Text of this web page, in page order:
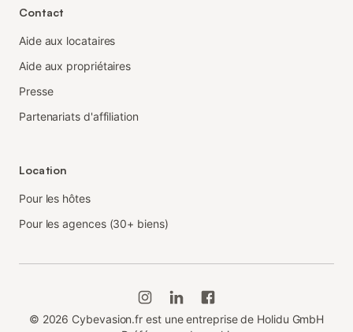
Contact
Aide aux locataires
Aide aux propriétaires
Presse
Partenariats d'affiliation
Location
Pour les hôtes
Pour les agences (30+ biens)
© 2026 Cybevasion.fr est une entreprise de Holidu GmbH